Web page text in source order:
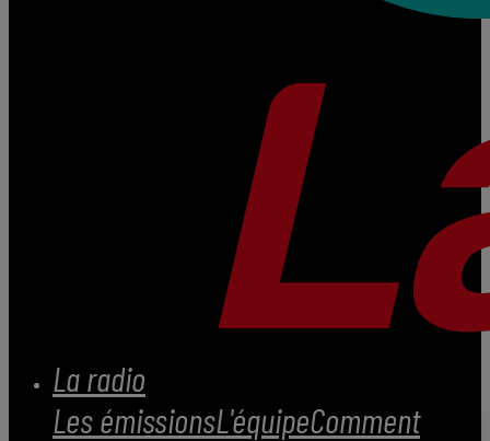
La radio
Les émissionsL'équipeComment